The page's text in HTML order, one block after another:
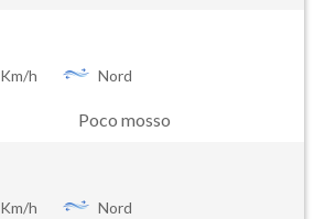
Km/h Nord
Poco mosso
Km/h Nord